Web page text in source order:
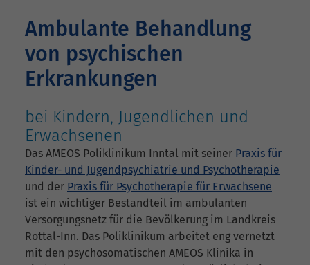
Ambulante Behandlung
von psychischen
Erkrankungen
bei Kindern, Jugendlichen und
Erwachsenen
Das AMEOS Poliklinikum Inntal mit seiner Praxis für
Kinder- und Jugendpsychiatrie und Psychotherapie
und der Praxis für Psychotherapie für Erwachsene
ist ein wichtiger Bestandteil im ambulanten
Versorgungsnetz für die Bevölkerung im Landkreis
Rottal-Inn. Das Poliklinikum arbeitet eng vernetzt
mit den psychosomatischen AMEOS Klinika in